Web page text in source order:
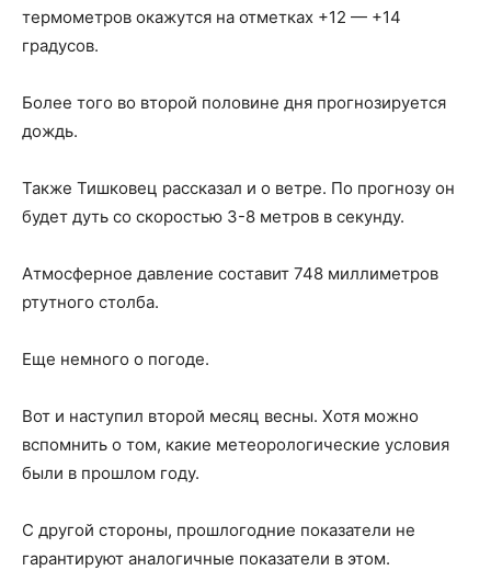
термометров окажутся на отметках +12 — +14
градусов.
Более того во второй половине дня прогнозируется
дождь.
Также Тишковец рассказал и о ветре. По прогнозу он
будет дуть со скоростью 3-8 метров в секунду.
Атмосферное давление составит 748 миллиметров
ртутного столба.
Еще немного о погоде.
Вот и наступил второй месяц весны. Хотя можно
вспомнить о том, какие метеорологические условия
были в прошлом году.
С другой стороны, прошлогодние показатели не
гарантируют аналогичные показатели в этом.